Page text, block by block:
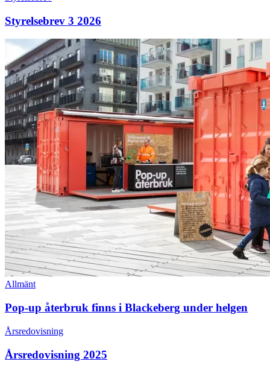
Styrelsebrev 3 2026
Pop-
återbruk
finns
i
Blackeberg
under
helgen
Allmänt
Pop-up återbruk finns i Blackeberg under helgen
Årsredovisning
Årsredovisning
Årsredovisning 2025